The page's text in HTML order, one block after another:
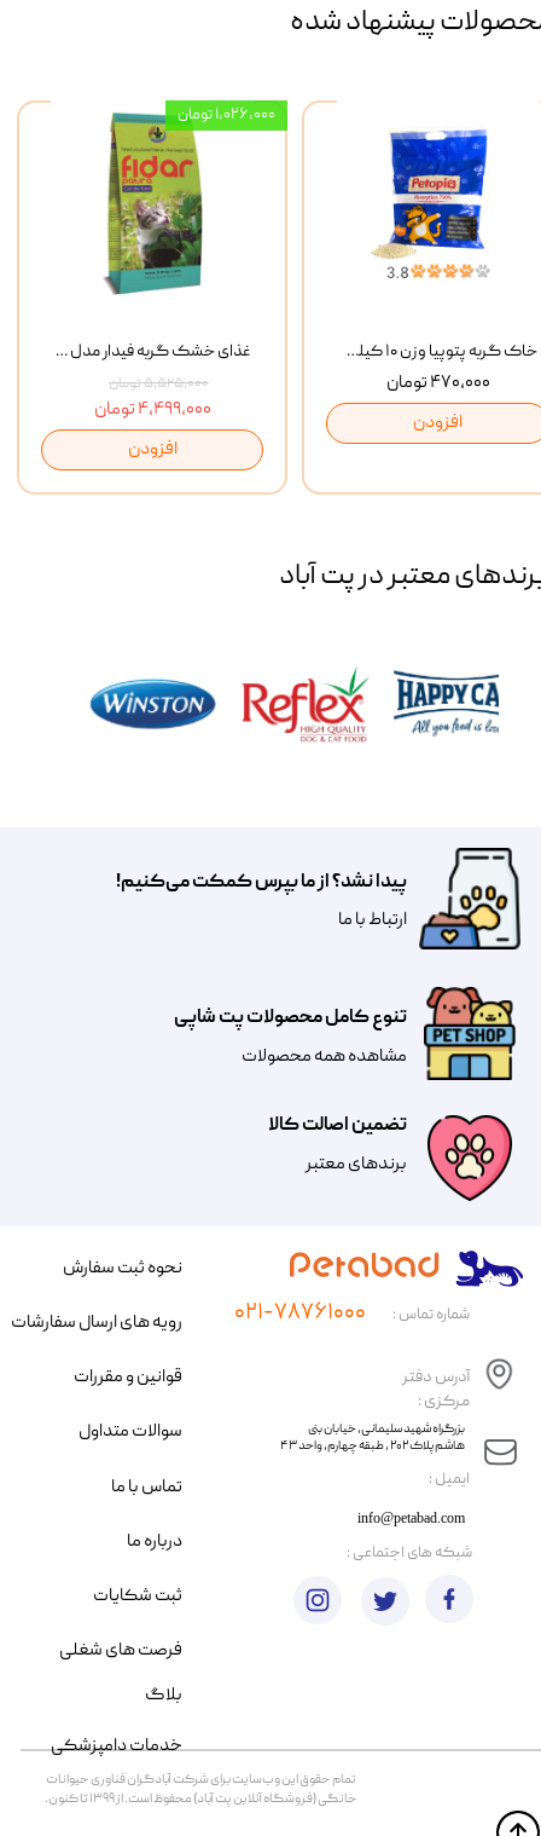
پیشنهاد شده
غذای خشک گربه فیدار مدل Adult وزن 10 کیلوگرم
۵,۵۲۵,۰۰۰ تومان
۴,۴۹۹,۰۰۰ تومان
افزودن
۱,۰۲۶,۰۰۰ تومان
خاک گربه پتوپیا وزن ۱۰ کیلوگرم
۴۷۰,۰۰۰ تومان
افزودن
معتبر در پت آباد
تضمین اصالت کالا
​​برندهای معتبر​​​​​​​
تنوع کامل محصولات پت شاپی
مشاهده همه محصولات
پیدا نشد؟ از ما بپرس کمکت می‌کنیم!
​​​ارتباط با ما
​ایمیل :
آدرس دفتر
مرکزی :
info@petabad.com
​​بزرگراه شهید سلیمانی، خیابان بنی
هاشم پلاک ۲۰۲ ، طبقه چهارم، واحد ۴۳
شماره تماس : ۰۲۱-۷۸۷۶۱۰۰۰
تمام حقوق اين وب‌سايت برای شرکت آبادگران فناوری حیوانات
خانگی (فروشگاه آنلاین پت آباد) محفوظ است. از ۱۳۹۹ تا کنون.
نحوه ثبت سفارش
رویه های ارسال سفارشات
قوانین و مقررات
سوالات متداول
تماس با ما
درباره ما
ثبت شکایات
فرصت های شغلی
​شبکه های اجتماعی :
بلاگ
خدمات دامپزشکی